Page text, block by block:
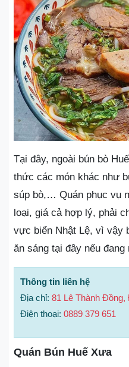
Tại đây, ngoài bún bò
thức các món khác như
súp bò,… Quán phục vụ
loại, giá cả hợp lý, phải
vực biển Nhật Lệ, vì vậy
ăn sáng tại đây nếu
Thông tin liên hệ
Địa chỉ: 81 Lê Thành
Điện thoại: 0889 379 651
Quán Bún Huế Xưa